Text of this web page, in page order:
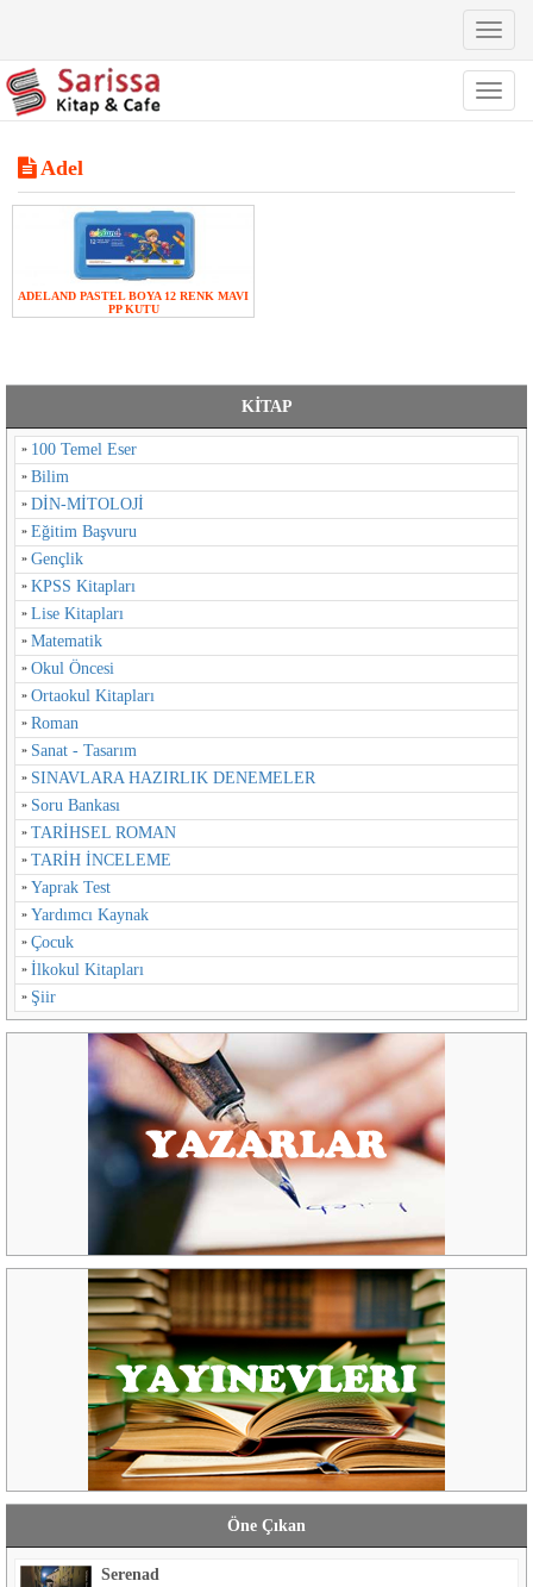
Toggle
Toggle
Adel
ADELAND PASTEL BOYA 12 RENK MAVI
PP KUTU
KİTAP
100 Temel Eser
Bilim
DİN-MİTOLOJİ
Eğitim Başvuru
Gençlik
KPSS Kitapları
Lise Kitapları
Matematik
Okul Öncesi
Ortaokul Kitapları
Roman
Sanat - Tasarım
SINAVLARA HAZIRLIK DENEMELER
Soru Bankası
TARİHSEL ROMAN
TARİH İNCELEME
Yaprak Test
Yardımcı Kaynak
Çocuk
İlkokul Kitapları
Şiir
Öne Çıkan
Serenad